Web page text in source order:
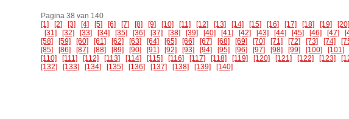
Pagina 38 van 140
[1]
[2] [3] [4] [5] [6] [7] [8] [9] [10] [11] [12] [13] [14] [15] [16] [17] [18] [19] [20]
[31]
[32] [33] [34] [35] [36] [37] [38] [39] [40] [41] [42] [43] [44] [45] [46] [47]
[58]
[59] [60] [61] [62] [63] [64] [65] [66] [67] [68] [69] [70] [71] [72] [73] [74]
[85]
[86] [87] [88] [89] [90] [91] [92] [93] [94] [95] [96] [97] [98] [99] [100] [101]
[110]
[111] [112] [113] [114] [115] [116] [117] [118] [119] [120] [121] [122] [123]
[132]
[133] [134] [135] [136] [137] [138] [139] [140]